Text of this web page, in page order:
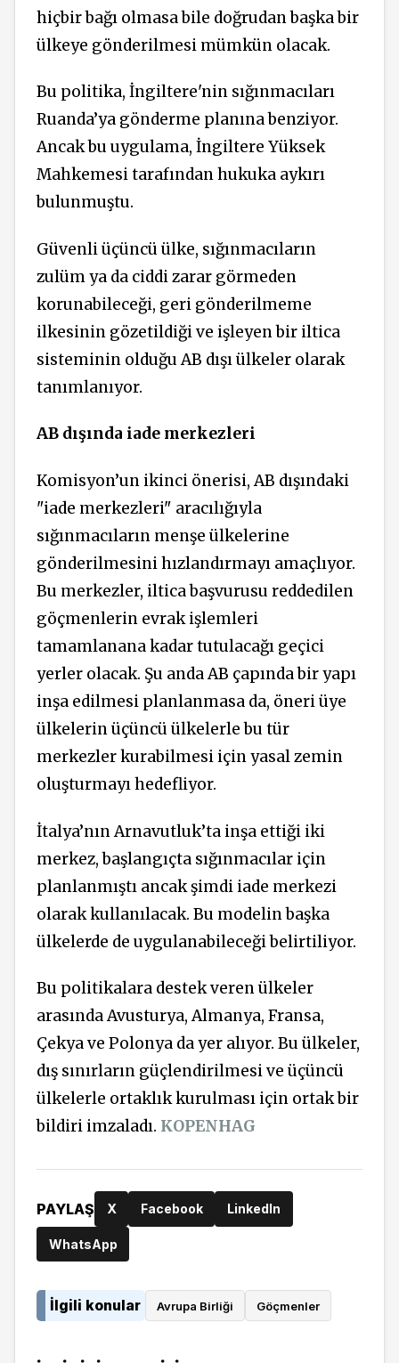
hiçbir bağı olmasa bile doğrudan başka bir
ülkeye gönderilmesi mümkün olacak.
Bu politika, İngiltere'nin sığınmacıları
Ruanda’ya gönderme planına benziyor.
Ancak bu uygulama, İngiltere Yüksek
Mahkemesi tarafından hukuka aykırı
bulunmuştu.
Güvenli üçüncü ülke, sığınmacıların
zulüm ya da ciddi zarar görmeden
korunabileceği, geri gönderilmeme
ilkesinin gözetildiği ve işleyen bir iltica
sisteminin olduğu AB dışı ülkeler olarak
tanımlanıyor.
AB dışında iade merkezleri
Komisyon’un ikinci önerisi, AB dışındaki
"iade merkezleri" aracılığıyla
sığınmacıların menşe ülkelerine
gönderilmesini hızlandırmayı amaçlıyor.
Bu merkezler, iltica başvurusu reddedilen
göçmenlerin evrak işlemleri
tamamlanana kadar tutulacağı geçici
yerler olacak. Şu anda AB çapında bir yapı
inşa edilmesi planlanmasa da, öneri üye
ülkelerin üçüncü ülkelerle bu tür
merkezler kurabilmesi için yasal zemin
oluşturmayı hedefliyor.
İtalya’nın Arnavutluk’ta inşa ettiği iki
merkez, başlangıçta sığınmacılar için
planlanmıştı ancak şimdi iade merkezi
olarak kullanılacak. Bu modelin başka
ülkelerde de uygulanabileceği belirtiliyor.
Bu politikalara destek veren ülkeler
arasında Avusturya, Almanya, Fransa,
Çekya ve Polonya da yer alıyor. Bu ülkeler,
dış sınırların güçlendirilmesi ve üçüncü
ülkelerle ortaklık kurulması için ortak bir
bildiri imzaladı. KOPENHAG
PAYLAŞ X Facebook LinkedIn
WhatsApp
İlgili konular Avrupa Birliği Göçmenler